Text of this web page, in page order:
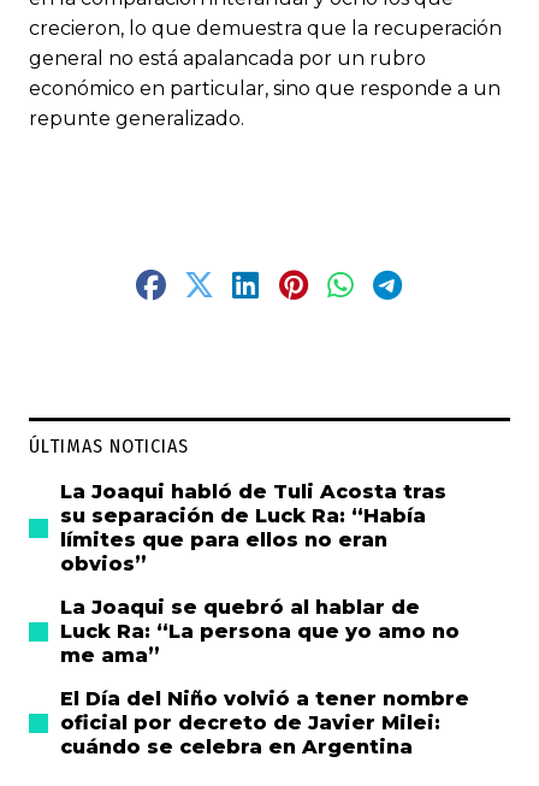
crecieron, lo que demuestra que la recuperación
general no está apalancada por un rubro
económico en particular, sino que responde a un
repunte generalizado.
ÚLTIMAS NOTICIAS
La Joaqui habló de Tuli Acosta tras
su separación de Luck Ra: “Había
límites que para ellos no eran
obvios”
La Joaqui se quebró al hablar de
Luck Ra: “La persona que yo amo no
me ama”
El Día del Niño volvió a tener nombre
oficial por decreto de Javier Milei:
cuándo se celebra en Argentina